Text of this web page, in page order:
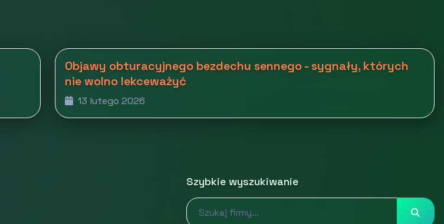
Objawy obturacyjnego bezdechu sennego - sygnały, których
nie wolno lekceważyć
13 lutego 2026
Szybkie wyszukiwanie